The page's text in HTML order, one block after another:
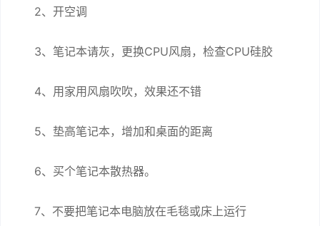
2、开空调
3、笔记本请灰，更换CPU风扇，检查CPU硅胶
4、用家用风扇吹吹，效果还不错
5、垫高笔记本，增加和桌面的距离
6、买个笔记本散热器。
7、不要把笔记本电脑放在毛毯或床上运行